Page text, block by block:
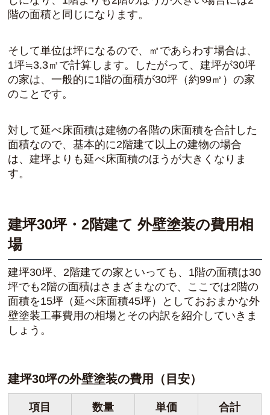
階の面積と同じになります。
そして単位は坪になるので、㎡であらわす場合は、
1坪≒3.3㎡で計算します。したがって、建坪が30坪
の家は、一般的に1階の面積が30坪（約99㎡）の家
のことです。
対して延べ床面積は建物の各階の床面積を合計した
面積なので、基本的に2階建て以上の建物の場合
は、建坪よりも延べ床面積のほうが大きくなりま
す。
建坪30坪・2階建て 外壁塗装の費用相
場
建坪30坪、2階建ての家といっても、1階の面積は30
坪でも2階の面積はさまざまなので、ここでは2階の
面積を15坪（延べ床面積45坪）としておおまかな外
壁塗装工事費用の相場とその内訳を紹介していきま
しょう。
建坪30坪の外壁塗装の費用（目安）
項目 数量
単価
合計